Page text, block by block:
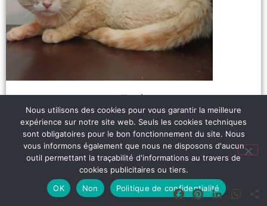
Kapok
Lire plus
Facebook
PinterestLinkedIn
Nous utilisons des cookies pour vous garantir la meilleure
expérience sur notre site web. Seuls les cookies techniques
sont obligatoires pour le bon fonctionnement du site. Nous
vous informons également que nous ne disposons d'aucun
outil permettant la traçabilité d'informations au travers de
cookies publicitaires ou tiers.
OK
Non Politique de confidentialité